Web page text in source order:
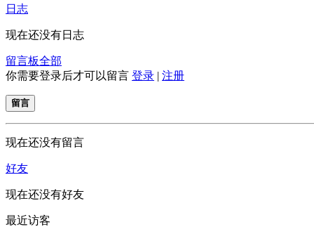
日志
现在还没有日志
留言板全部
你需要登录后才可以留言 登录 | 注册
留言
现在还没有留言
好友
现在还没有好友
最近访客